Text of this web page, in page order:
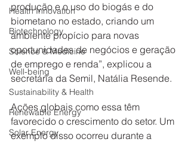
Health Innovation
Biotechnology
Science & Medicine
Well-being
Sustainability & Health
Renewable Energy
Solar Energy
produção e o uso do biogás e do
biometano no estado, criando um
ambiente propício para novas
oportunidades de negócios e geração
de emprego e renda”, explicou a
secretária da Semil, Natália Resende.
Ações globais como essa têm
favorecido o crescimento do setor. Um
exemplo disso ocorreu durante a